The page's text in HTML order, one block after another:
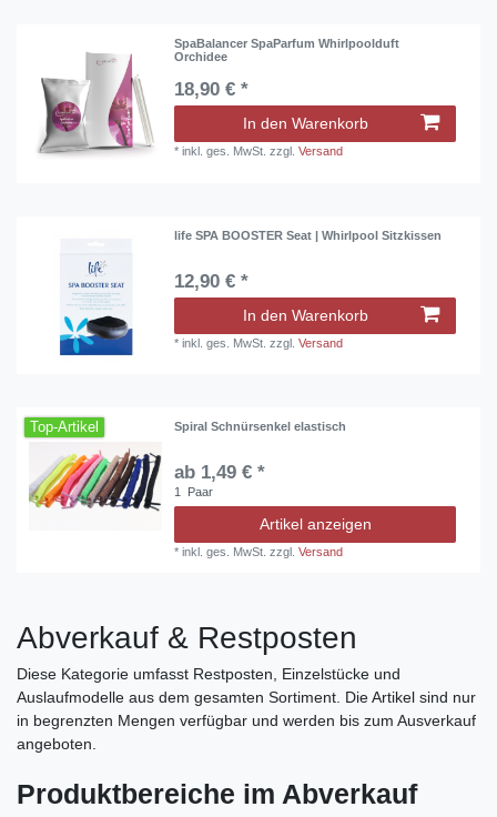
SpaBalancer SpaParfum Whirlpoolduft
Orchidee
18,90 € *
In den Warenkorb
*inkl. ges. MwSt. zzgl.Versand
life SPA BOOSTER Seat | Whirlpool Sitzkissen
12,90 € *
In den Warenkorb
*inkl. ges. MwSt. zzgl.Versand
Top-Artikel Spiral Schnürsenkel elastisch
ab 1,49 € *
1 Paar
Artikel anzeigen
*inkl. ges. MwSt. zzgl.Versand
Abverkauf & Restposten
Diese Kategorie umfasst Restposten, Einzelstücke und
Auslaufmodelle aus dem gesamten Sortiment. Die Artikel sind nur
in begrenzten Mengen verfügbar und werden bis zum Ausverkauf
angeboten.
Produktbereiche im Abverkauf